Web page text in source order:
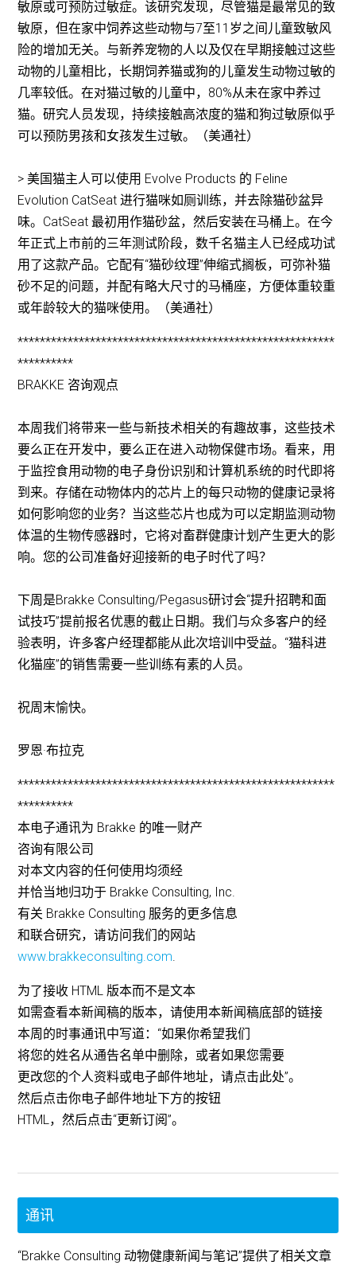
敏原或可预防过敏症。该研究发现，尽管猫是最常见的致
敏原，但在家中饲养这些动物与7至11岁之间儿童致敏风
险的增加无关。与新养宠物的人以及仅在早期接触过这些
动物的儿童相比，长期饲养猫或狗的儿童发生动物过敏的
几率较低。在对猫过敏的儿童中，80%从未在家中养过
猫。研究人员发现，持续接触高浓度的猫和狗过敏原似乎
可以预防男孩和女孩发生过敏。（美通社）
> 美国猫主人可以使用 Evolve Products 的 Feline
Evolution CatSeat 进行猫咪如厕训练，并去除猫砂盆异
味。CatSeat 最初用作猫砂盆，然后安装在马桶上。在今
年正式上市前的三年测试阶段，数千名猫主人已经成功试
用了这款产品。它配有“猫砂纹理”伸缩式搁板，可弥补猫
砂不足的问题，并配有略大尺寸的马桶座，方便体重较重
或年龄较大的猫咪使用。（美通社）
*********************************************************
**********
BRAKKE 咨询观点
本周我们将带来一些与新技术相关的有趣故事，这些技术
要么正在开发中，要么正在进入动物保健市场。看来，用
于监控食用动物的电子身份识别和计算机系统的时代即将
到来。存储在动物体内的芯片上的每只动物的健康记录将
如何影响您的业务？当这些芯片也成为可以定期监测动物
体温的生物传感器时，它将对畜群健康计划产生更大的影
响。您的公司准备好迎接新的电子时代了吗？
下周是Brakke Consulting/Pegasus研讨会“提升招聘和面
试技巧”提前报名优惠的截止日期。我们与众多客户的经
验表明，许多客户经理都能从此次培训中受益。“猫科进
化猫座”的销售需要一些训练有素的人员。
祝周末愉快。
罗恩·布拉克
*********************************************************
**********
本电子通讯为 Brakke 的唯一财产
咨询有限公司
对本文内容的任何使用均须经
并恰当地归功于 Brakke Consulting, Inc.
有关 Brakke Consulting 服务的更多信息
和联合研究，请访问我们的网站
www.brakkeconsulting.com.
为了接收 HTML 版本而不是文本
如需查看本新闻稿的版本，请使用本新闻稿底部的链接
本周的时事通讯中写道：“如果你希望我们
将您的姓名从通告名单中删除，或者如果您需要
更改您的个人资料或电子邮件地址，请点击此处”。
然后点击你电子邮件地址下方的按钮
HTML，然后点击“更新订阅”。
通讯
“Brakke Consulting 动物健康新闻与笔记”提供了相关文章